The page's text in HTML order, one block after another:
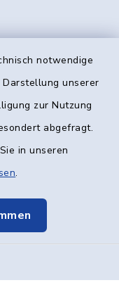
notwendige
Darstellung unserer
zur Nutzung
abgefragt.
in unseren
.